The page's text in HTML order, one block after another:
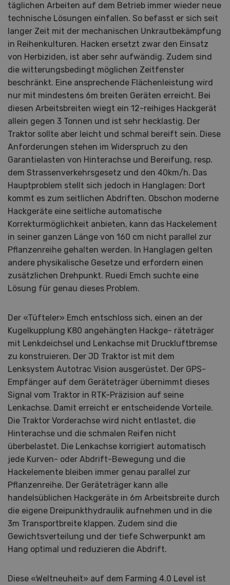
täglichen Arbeiten auf dem Betrieb immer wieder neue
technische Lösungen einfallen. So befasst er sich seit
langer Zeit mit der mechanischen Unkrautbekämpfung
in Reihenkulturen. Hacken ersetzt zwar den Einsatz
von Herbiziden, ist aber sehr aufwändig. Zudem sind
die witterungsbedingt möglichen Zeitfenster
beschränkt. Eine ansprechende Flächenleistung wird
nur mit mindestens 6m breiten Geräten erreicht. Bei
diesen Arbeitsbreiten wiegt ein 12-reihiges Hackgerät
allein gegen 3 Tonnen und ist sehr hecklastig. Der
Traktor sollte aber leicht und schmal bereift sein. Diese
Anforderungen stehen im Widerspruch zu den
Garantielasten von Hinterachse und Bereifung, resp.
dem Strassenverkehrsgesetz und den 40km/h. Das
Hauptproblem stellt sich jedoch in Hanglagen: Dort
kommt es zum seitlichen Abdriften. Obschon moderne
Hackgeräte eine seitliche automatische
Korrekturmöglichkeit anbieten, kann das Hackelement
in seiner ganzen Länge von 160 cm nicht parallel zur
Pflanzenreihe gehalten werden. In Hanglagen gelten
andere physikalische Gesetze und erfordern einen
zusätzlichen Drehpunkt. Ruedi Emch suchte eine
Lösung für genau dieses Problem.
Der «Tüfteler» Emch entschloss sich, einen an der
Kugelkupplung K80 angehängten Hackge- räteträger
mit Lenkdeichsel und Lenkachse mit Druckluftbremse
zu konstruieren. Der JD Traktor ist mit dem
Lenksystem Autotrac Vision ausgerüstet. Der GPS-
Empfänger auf dem Geräteträger übernimmt dieses
Signal vom Traktor in RTK-Präzision auf seine
Lenkachse. Damit erreicht er entscheidende Vorteile.
Die Traktor Vorderachse wird nicht entlastet, die
Hinterachse und die schmalen Reifen nicht
überbelastet. Die Lenkachse korrigiert automatisch
jede Kurven- oder Abdrift-Bewegung und die
Hackelemente bleiben immer genau parallel zur
Pflanzenreihe. Der Geräteträger kann alle
handelsüblichen Hackgeräte in 6m Arbeitsbreite durch
die eigene Dreipunkthydraulik aufnehmen und in die
3m Transportbreite klappen. Zudem sind die
Gewichtsverteilung und der tiefe Schwerpunkt am
Hang optimal und reduzieren die Abdrift.
Diese «Weltneuheit» auf dem Farming 4.0 Level ist